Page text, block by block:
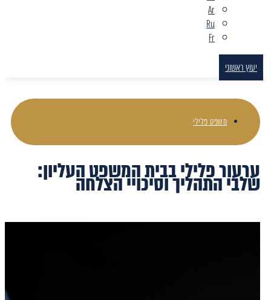
Ar
Ru
Fr
יעוץ ראשוני
משפט פלילי
ערעור פלילי בבית המשפט העליון:
שלבי התהליך וסיכויי הצלחה